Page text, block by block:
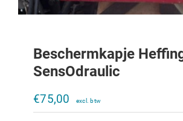
Beschermkapje
SensOdraulic
€75,00 €200,00